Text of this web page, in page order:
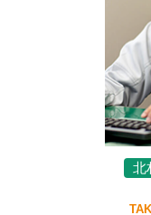
北